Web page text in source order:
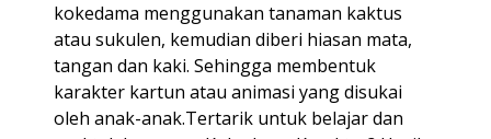
kokedama menggunakan tanaman kaktus
atau sukulen, kemudian diberi hiasan mata,
tangan dan kaki. Sehingga membentuk
karakter kartun atau animasi yang disukai
oleh anak-anak.Tertarik untuk belajar dan